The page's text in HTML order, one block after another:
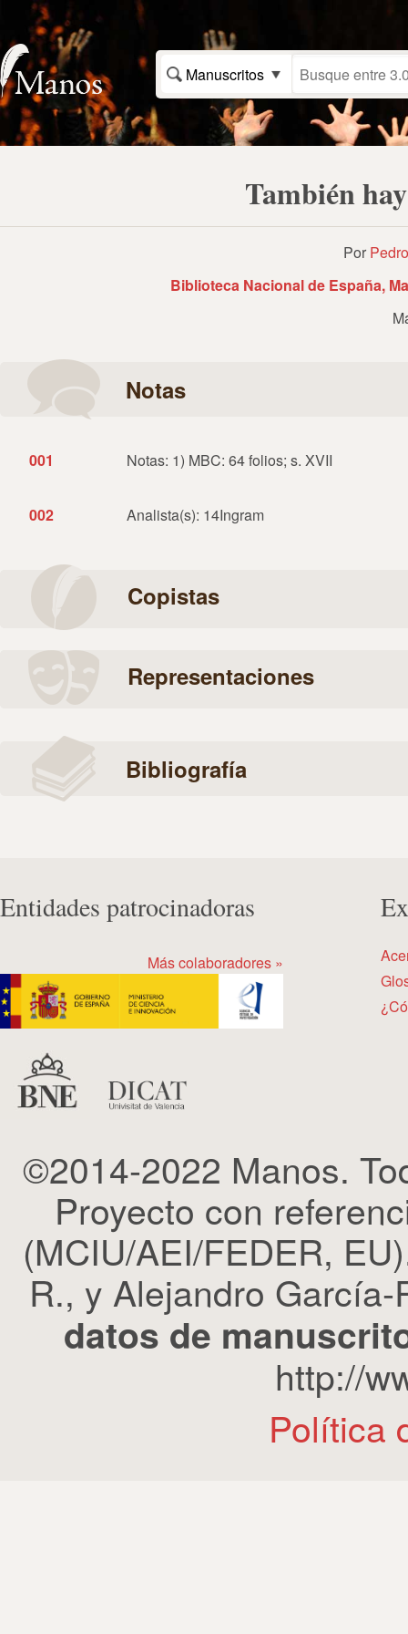
Manuscritos
También
Por
Biblioteca Nacional de España,
Notas
001 Notas: 1) MBC: 64 folios; s. XVII
002 Analista(s): 14Ingram
Copistas
Representaciones
Bibliografía
Entidades patrocinadoras
Más colaboradores »
©2014-2022 Manos.
Proyecto con
(MCIU/AEI/FEDER,
R., y Alejandro
datos de
http://
Política